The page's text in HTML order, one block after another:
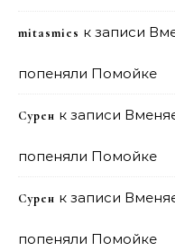
mitasmies к записи
попеняли Помойке
Сурен к записи
попеняли Помойке
Сурен к записи
попеняли Помойке